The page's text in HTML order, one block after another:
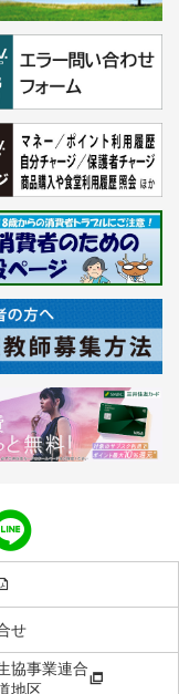
せ
協事業連合
地区